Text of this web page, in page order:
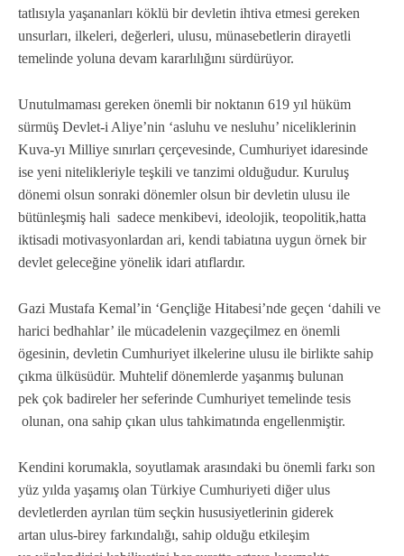
tatlısıyla yaşananları köklü bir devletin ihtiva etmesi gereken
unsurları, ilkeleri, değerleri, ulusu, münasebetlerin dirayetli
temelinde yoluna devam kararlılığını sürdürüyor.
Unutulmaması gereken önemli bir noktanın 619 yıl hüküm
sürmüş Devlet-i Aliye’nin ‘asluhu ve nesluhu’ niceliklerinin
Kuva-yı Milliye sınırları çerçevesinde, Cumhuriyet idaresinde
ise yeni nitelikleriyle teşkili ve tanzimi olduğudur. Kuruluş
dönemi olsun sonraki dönemler olsun bir devletin ulusu ile
bütünleşmiş hali sadece menkibevi, ideolojik, teopolitik,hatta
iktisadi motivasyonlardan ari, kendi tabiatına uygun örnek bir
devlet geleceğine yönelik idari atıflardır.
Gazi Mustafa Kemal’in ‘Gençliğe Hitabesi’nde geçen ‘dahili ve
harici bedhahlar’ ile mücadelenin vazgeçilmez en önemli
ögesinin, devletin Cumhuriyet ilkelerine ulusu ile birlikte sahip
çıkma ülküsüdür. Muhtelif dönemlerde yaşanmış bulunan
pek çok badireler her seferinde Cumhuriyet temelinde tesis
olunan, ona sahip çıkan ulus tahkimatında engellenmiştir.
Kendini korumakla, soyutlamak arasındaki bu önemli farkı son
yüz yılda yaşamış olan Türkiye Cumhuriyeti diğer ulus
devletlerden ayrılan tüm seçkin hususiyetlerinin giderek
artan ulus-birey farkındalığı, sahip olduğu etkileşim